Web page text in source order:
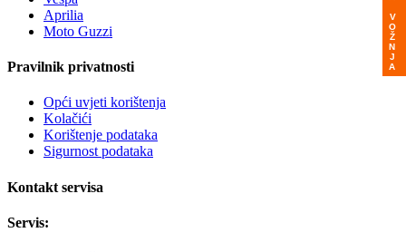
Aprilia
Moto Guzzi
Pravilnik privatnosti
Opći uvjeti korištenja
Kolačići
Korištenje podataka
Sigurnost podataka
Kontakt servisa
Servis: